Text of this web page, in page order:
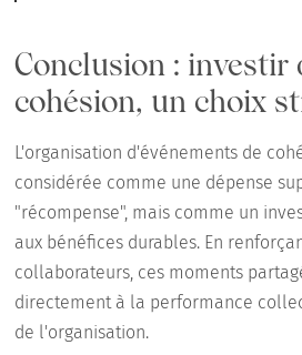
Conclusion : investir
cohésion, un choix
L'organisation d'événements de
considérée comme une dépense
"récompense", mais comme un
aux bénéfices durables. En
collaborateurs, ces moments
directement à la performance
de l'organisation.